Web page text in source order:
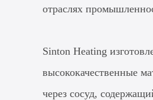
отраслях
Sinton Heating
высококачественные
через сосуд,